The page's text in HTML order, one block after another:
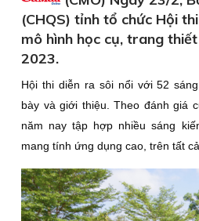
(CHQS) tỉnh tổ chức Hội
mô hình học cụ, trang
2023.
Hội thi diễn ra sôi nổi với 52
bày và giới thiệu. Theo đánh giá
năm nay tập hợp nhiều sáng
mang tính ứng dụng cao, trên tất